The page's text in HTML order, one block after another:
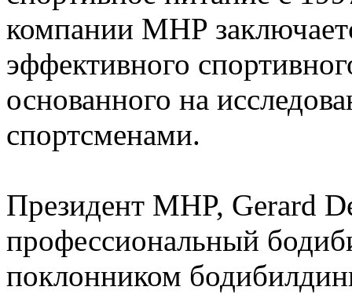
компании MHP
эффективного
основанного на
спортсменами.
Президент MHP, Gerard
профессиональный
поклонником